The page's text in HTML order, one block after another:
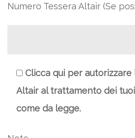
Numero Tessera Altair (Se
Clicca qui per autorizzare
Altair al trattamento dei
come da legge.